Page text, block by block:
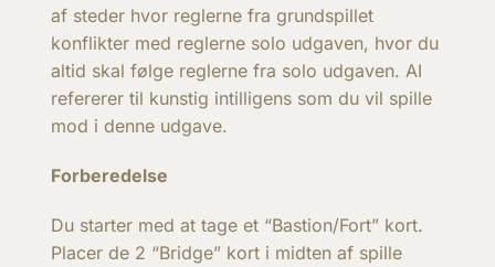
af steder hvor reglerne fra grundspillet
konflikter med reglerne solo udgaven, hvor du
altid skal følge reglerne fra solo udgaven. AI
refererer til kunstig intilligens som du vil spille
mod i denne udgave.
Forberedelse
Du starter med at tage et “Bastion/Fort” kort.
Placer de 2 “Bridge” kort i midten af spille